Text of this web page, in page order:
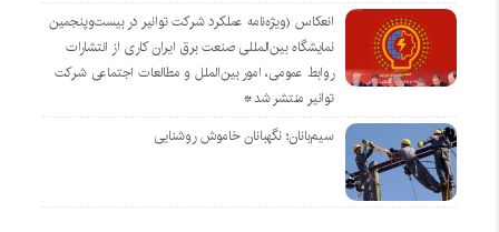
انعکاس (ویژه‌نامه عملکرد شرکت توانیر در بیست‌وپنجمین
نمایشگاه بین‌المللی صنعت برق ایران کاری از انتشارات
روابط عمومی، امور بین‌الملل و مطالعات اجتماعی شرکت
توانیر منتشر شد*
سیم‌بانان؛ نگهبانان خاموش روشنایی